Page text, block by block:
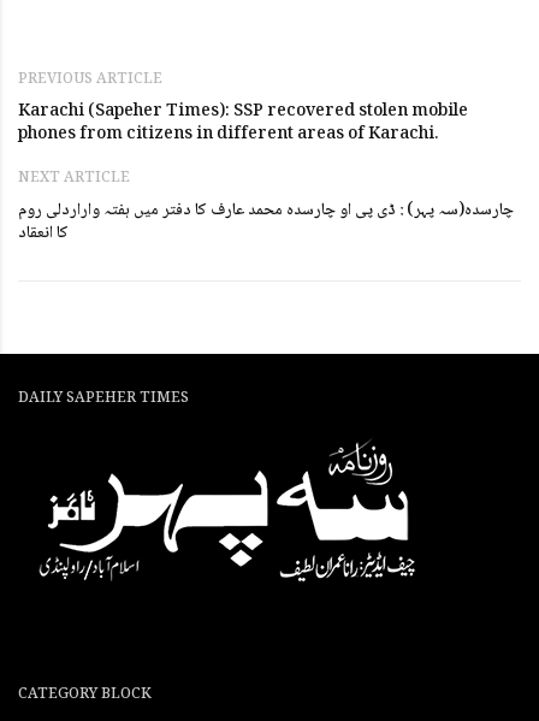
PREVIOUS ARTICLE
Karachi (Sapeher Times): SSP recovered stolen mobile
phones from citizens in different areas of Karachi.
NEXT ARTICLE
چارسدہ(سہ پہر) : ڈی پی او چارسدہ محمد عارف کا دفتر میں ہفتہ واراردلی روم
کا انعقاد
DAILY SAPEHER TIMES
CATEGORY BLOCK